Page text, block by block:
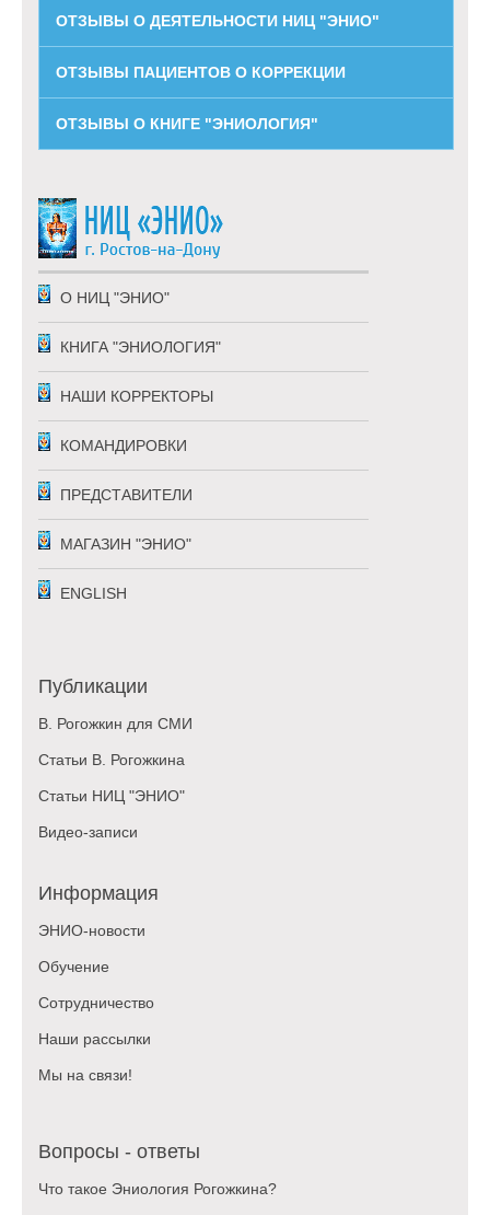
ОТЗЫВЫ О ДЕЯТЕЛЬНОСТИ НИЦ "ЭНИО"
ОТЗЫВЫ ПАЦИЕНТОВ О КОРРЕКЦИИ
ОТЗЫВЫ О КНИГЕ "ЭНИОЛОГИЯ"
О НИЦ "ЭНИО"
КНИГА "ЭНИОЛОГИЯ"
НАШИ КОРРЕКТОРЫ
КОМАНДИРОВКИ
ПРЕДСТАВИТЕЛИ
МАГАЗИН "ЭНИО"
ENGLISH
Публикации
В. Рогожкин для СМИ
Статьи В. Рогожкина
Статьи НИЦ "ЭНИО"
Видео-записи
Информация
ЭНИО-новости
Обучение
Сотрудничество
Наши рассылки
Мы на связи!
Вопросы - ответы
Что такое Эниология Рогожкина?